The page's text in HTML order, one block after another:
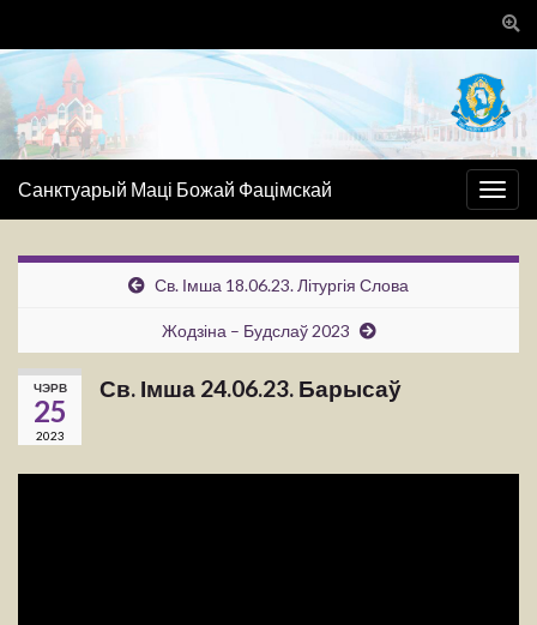
Санктуарый Маці Божай Фацімскай
Св. Імша 18.06.23. Літургія Слова
Жодзіна – Будслаў 2023
ЧЭРВ
25
2023
Св. Імша 24.06.23. Барысаў